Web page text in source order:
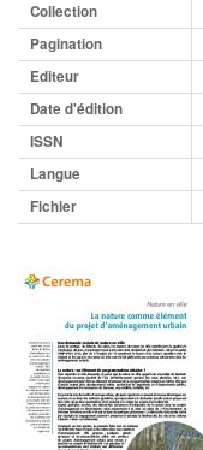
Collection
Pagination
Editeur
Date d'édition
ISSN
Langue
Fichier